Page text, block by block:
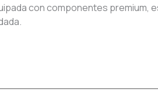
con componentes premium,